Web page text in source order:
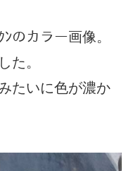
のカラー画像。
た。
たいに色が濃か